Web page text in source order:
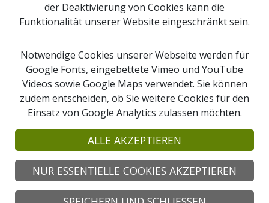
Downloads
Suche
© 2026 Copyright Naturpark Obst-Hügel-Land
Naturpark Obst-Hügel-Land, Kirchenplatz 1
4076 St. Marienkirchen an der Polsenz
Tel: +43 7249 47112-25 |info@obsthuegelland.at
der Deaktivierung von Cookies kann die
Funktionalität unserer Website eingeschränkt sein.
Notwendige Cookies unserer Webseite werden für
Google Fonts, eingebettete Vimeo und YouTube
Videos sowie Google Maps verwendet. Sie können
zudem entscheiden, ob Sie weitere Cookies für den
Einsatz von Google Analytics zulassen möchten.
ALLE AKZEPTIEREN
NUR ESSENTIELLE COOKIES AKZEPTIEREN